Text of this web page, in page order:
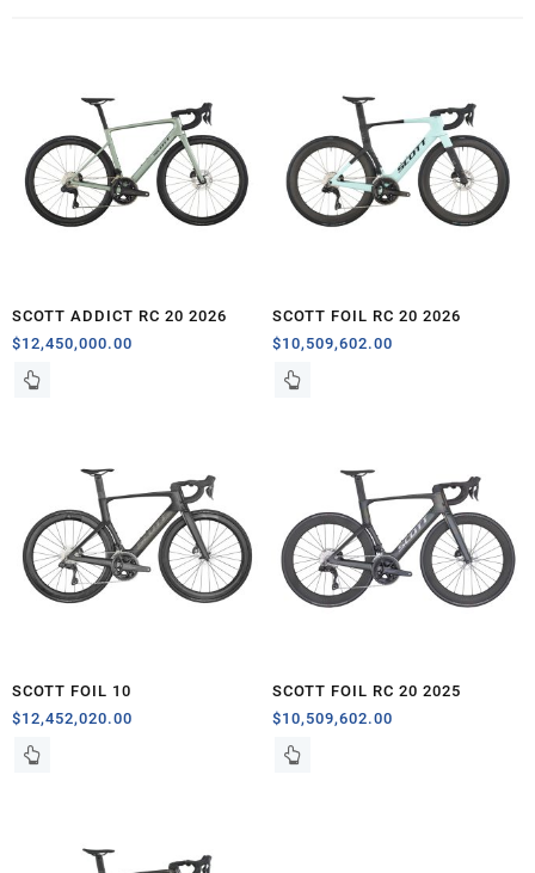
SCOTT ADDICT RC 20 2026
$12,450,000.00
SCOTT FOIL RC 20 2026
$10,509,602.00
SCOTT FOIL 10
$12,452,020.00
SCOTT FOIL RC 20 2025
$10,509,602.00